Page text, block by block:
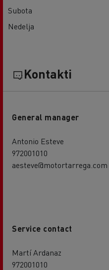
Subota
Nedelja
Kontakti
General manager
Antonio Esteve
972001010
aesteve@motortarrega.com
Service contact
Martí Ardanaz
972001010